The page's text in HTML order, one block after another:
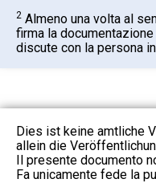
2 Almeno una volta al
firma la
discute con la persona
Dies ist keine amtliche
allein die
Il presente documento
Fa unicamente fede la